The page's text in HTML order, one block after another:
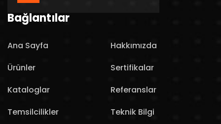
Bağlantılar
Ana Sayfa
Hakkımızda
Ürünler
Sertifikalar
Kataloglar
Referanslar
Temsilcilikler
Teknik Bilgi